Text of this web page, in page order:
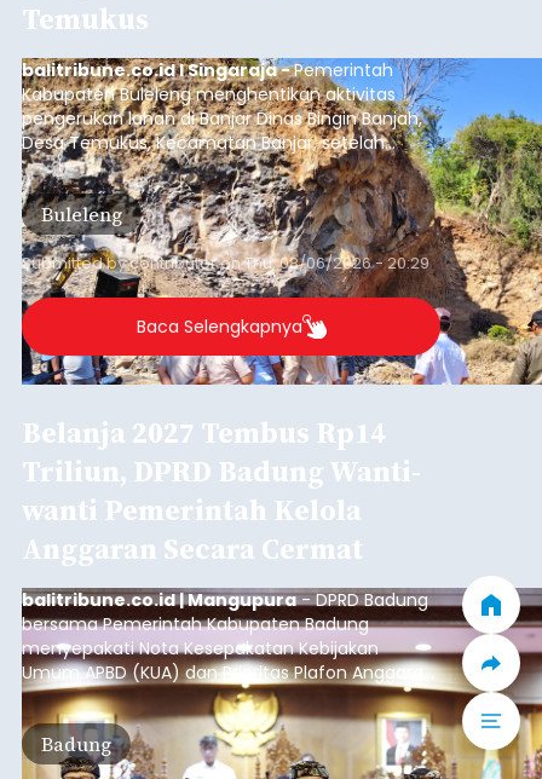
Temukus
balitribune.co.id I Singaraja -Pemerintah
Kabupaten Buleleng menghentikan aktivitas
pengerukan lahan di Banjar Dinas Bingin Banjah,
Desa Temukus, Kecamatan Banjar, setelah
ditemukan indikasi kegiatan pengambilan
material yang tidak sesuai dengan peruntukan
kawasan.
Buleleng
Submitted bycontributoronThu, 08/06/2026 - 20:29
Baca Selengkapnya
Belanja 2027 Tembus Rp14
Triliun, DPRD Badung Wanti-
wanti Pemerintah Kelola
Anggaran Secara Cermat
balitribune.co.id | Mangupura- DPRD Badung
bersama Pemerintah Kabupaten Badung
menyepakati Nota Kesepakatan Kebijakan
Umum APBD (KUA) dan Prioritas Plafon Anggaran
Sementara (PPAS) Tahun Anggaran 2027 dalam
rapat paripurna yang digelar di Gedung DPRD
Badung, Kamis (6/8/2026).
Badung